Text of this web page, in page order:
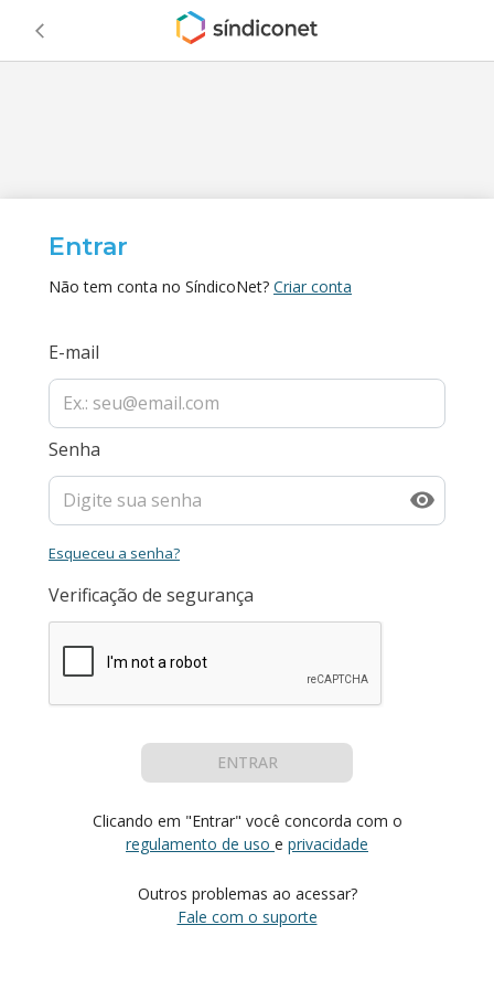
Entrar
Não tem conta no SíndicoNet? Criar conta
E-mail
Senha
Esqueceu a senha?
Verificação de segurança
ENTRAR
Clicando em "Entrar" você concorda com o
regulamento de uso e privacidade
Outros problemas ao acessar?
Fale com o suporte